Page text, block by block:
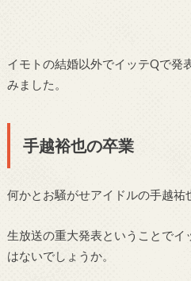
イモトの結婚以外でイッテQで発
みました。
手越裕也の卒業
何かとお騒がせアイドルの手越祐
生放送の重大発表ということで
はないでしょうか。